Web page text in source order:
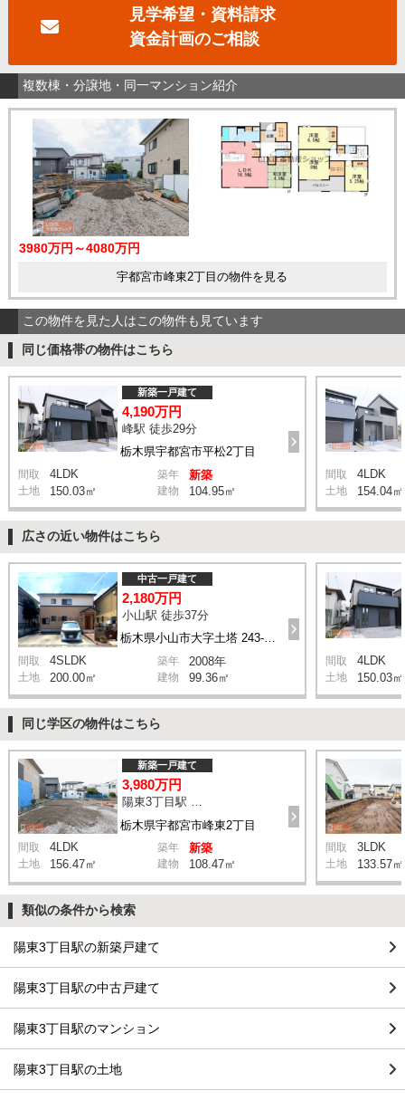
見学希望・資料請求
資金計画のご相談
複数棟・分譲地・同一マンション紹介
3980万円～4080万円
宇都宮市峰東2丁目の物件を見る
この物件を見た人はこの物件も見ています
同じ価格帯の物件はこちら
栃木県宇都宮市平松2丁目
新築一戸建て
4,190万円
峰駅 徒歩29分
間取 4LDK 築年 新築
土地 150.03㎡ 建物 104.95㎡
間取 4LDK
土地 154.04㎡
広さの近い物件はこちら
栃木県小山市大字土塔 243-146
中古一戸建て
2,180万円
小山駅 徒歩37分
間取 4SLDK 築年 2008年
土地 200.00㎡ 建物 99.36㎡
間取 4LDK
土地 150.03㎡
同じ学区の物件はこちら
栃木県宇都宮市峰東2丁目
新築一戸建て
3,980万円
陽東3丁目駅 徒歩22分
間取 4LDK 築年 新築
土地 156.47㎡ 建物 108.47㎡
間取 3LDK
土地 133.57㎡
類似の条件から検索
陽東3丁目駅の新築戸建て
陽東3丁目駅の中古戸建て
陽東3丁目駅のマンション
陽東3丁目駅の土地